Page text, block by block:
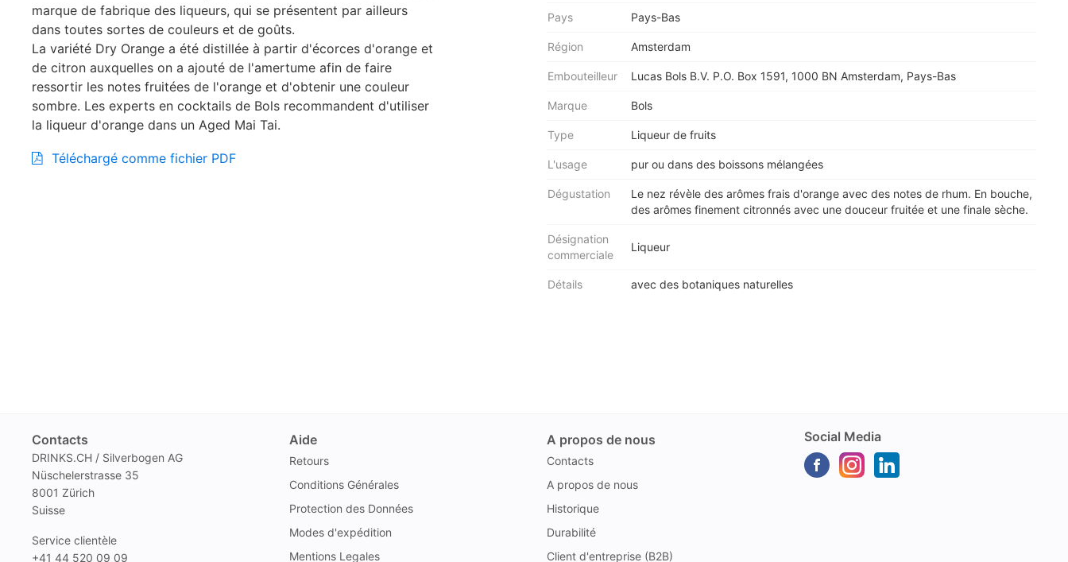
marque de fabrique des liqueurs, qui se présentent par ailleurs
dans toutes sortes de couleurs et de goûts.
La variété Dry Orange a été distillée à partir d'écorces d'orange et
de citron auxquelles on a ajouté de l'amertume afin de faire
ressortir les notes fruitées de l'orange et d'obtenir une couleur
sombre. Les experts en cocktails de Bols recommandent d'utiliser
la liqueur d'orange dans un Aged Mai Tai.
Téléchargé comme fichier PDF
Pays Pays-Bas
Région Amsterdam
Embouteilleur Lucas Bols B.V. P.O. Box 1591, 1000 BN Amsterdam, Pays-Bas
Marque Bols
Type Liqueur de fruits
L'usage pur ou dans des boissons mélangées
Dégustation
Le nez révèle des arômes frais d'orange avec des notes de rhum. En bouche,
des arômes finement citronnés avec une douceur fruitée et une finale sèche.
Désignation
commerciale
Liqueur
Détails avec des botaniques naturelles
Contacts
DRINKS.CH / Silverbogen AG
Nüschelerstrasse 35
8001 Zürich
Suisse
Service clientèle
+41 44 520 09 09
Aide
Retours
Conditions Générales
Protection des Données
Modes d'expédition
Mentions Legales
A propos de nous
Contacts
A propos de nous
Historique
Durabilité
Client d'entreprise (B2B)
Social Media